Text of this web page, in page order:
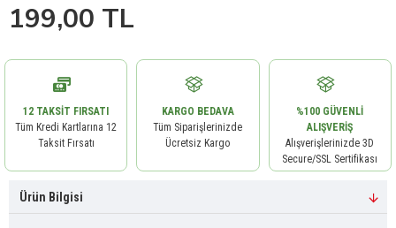
199,00 TL
12 TAKSIT FIRSATI
Tüm Kredi Kartlarına 12
Taksit Fırsatı
KARGO BEDAVA
Tüm Siparişlerinizde
Ücretsiz Kargo
%100 GÜVENLI
ALIŞVERIŞ
Alışverişlerinizde 3D
Secure/SSL Sertifikası
Ürün Bilgisi